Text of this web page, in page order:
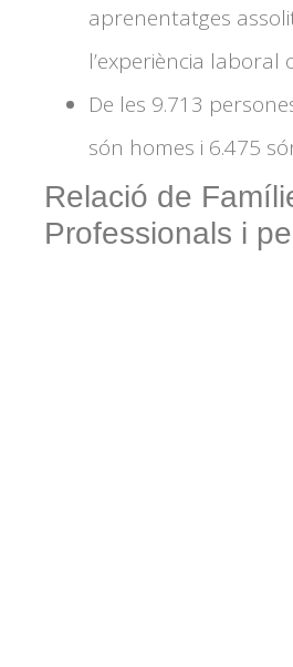
aprenentatges
l’experiència laboral
De les 9.713
són homes i 6.475
Relació de
Professionals i